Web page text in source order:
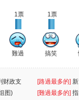
1票
難過
1票
搞笑
财政支
[路過最多的]
图) [難過最多的]